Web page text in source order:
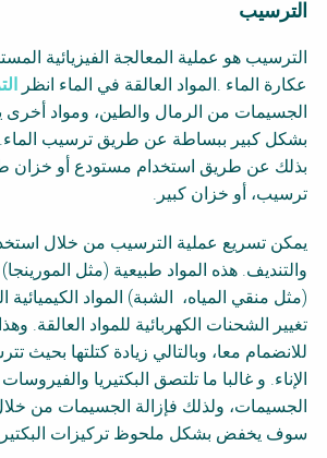
الترسيب
الترسيب هو عملية المعالجة الفيزيائية
عكارة الماء .المواد العالقة في الماء انظر
الجسيمات من الرمال والطين، ومواد أخرى
بشكل كبير ببساطة عن طريق ترسيب الماء.
بذلك عن طريق استخدام مستودع أو خزان
ترسيب، أو خزان كبير.
يمكن تسريع عملية الترسيب من خلال
والتنديف. هذه المواد طبيعية (مثل
(مثل منقي المياه،
) المواد
تغيير الشحنات الكهربائية للمواد العالقة.
للانضمام معا، وبالتالي زيادة كتلتها بحيث
الإناء. و غالبا ما تلتصق البكتيريا
الجسيمات، ولذلك فإزالة الجسيمات من
سوف يخفض بشكل ملحوظ تركيزات